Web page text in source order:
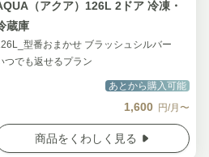
（アクア）126L 2ドア 冷凍・
蔵庫
型番おまかせ ブラッシュシルバー
つでも返せるプラン
あとから購入可能
1,600 円/月〜
商品をくわしく見る